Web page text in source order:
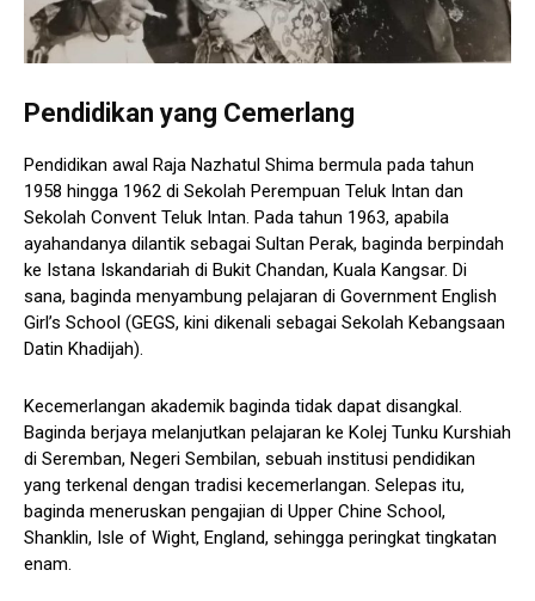
Pendidikan yang Cemerlang
Pendidikan awal Raja Nazhatul Shima bermula pada tahun
1958 hingga 1962 di Sekolah Perempuan Teluk Intan dan
Sekolah Convent Teluk Intan. Pada tahun 1963, apabila
ayahandanya dilantik sebagai Sultan Perak, baginda berpindah
ke Istana Iskandariah di Bukit Chandan, Kuala Kangsar. Di
sana, baginda menyambung pelajaran di Government English
Girl’s School (GEGS, kini dikenali sebagai Sekolah Kebangsaan
Datin Khadijah).
Kecemerlangan akademik baginda tidak dapat disangkal.
Baginda berjaya melanjutkan pelajaran ke Kolej Tunku Kurshiah
di Seremban, Negeri Sembilan, sebuah institusi pendidikan
yang terkenal dengan tradisi kecemerlangan. Selepas itu,
baginda meneruskan pengajian di Upper Chine School,
Shanklin, Isle of Wight, England, sehingga peringkat tingkatan
enam.